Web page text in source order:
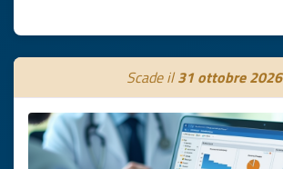
Scade il31 ottobre 2026